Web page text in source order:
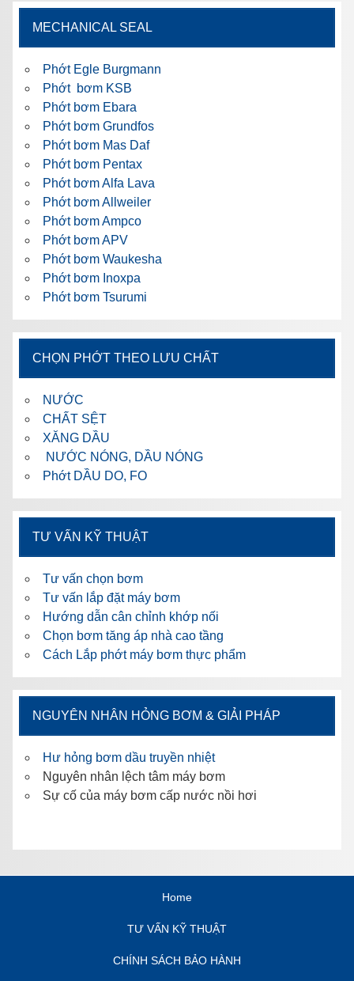
MECHANICAL SEAL
Phớt Egle Burgmann
Phớt bơm KSB
Phớt bơm Ebara
Phớt bơm Grundfos
Phớt bơm Mas Daf
Phớt bơm Pentax
Phớt bơm Alfa Lava
Phớt bơm Allweiler
Phớt bơm Ampco
Phớt bơm APV
Phớt bơm Waukesha
Phớt bơm Inoxpa
Phớt bơm Tsurumi
CHỌN PHỚT THEO LƯU CHẤT
NƯỚC
CHẤT SỆT
XĂNG DẦU
NƯỚC NÓNG, DẦU NÓNG
Phớt DẦU DO, FO
TƯ VẤN KỸ THUẬT
Tư vấn chọn bơm
Tư vấn lắp đặt máy bơm
Hướng dẫn cân chỉnh khớp nối
Chọn bơm tăng áp nhà cao tầng
Cách Lắp phớt máy bơm thực phẩm
NGUYÊN NHÂN HỎNG BƠM & GIẢI PHÁP
Hư hỏng bơm dầu truyền nhiệt
Nguyên nhân lệch tâm máy bơm
Sự cố của máy bơm cấp nước nồi hơi
Home
TƯ VẤN KỸ THUẬT
CHÍNH SÁCH BẢO HÀNH